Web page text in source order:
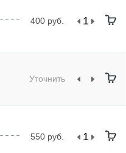
400 руб.
Уточнить
550 руб.